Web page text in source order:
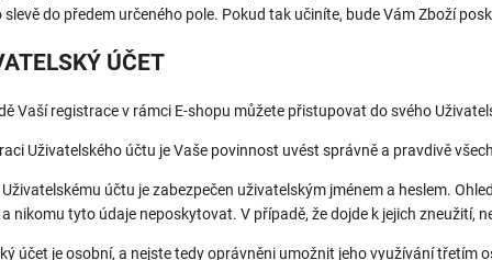
slevě do předem určeného pole. Pokud tak učiníte, bude Vám Zboží
ÚČET
Vaší registrace v rámci E-shopu můžete přistupovat do svého
Uživatelského účtu je Vaše povinnost uvést správně a pravdivě
účtu je zabezpečen uživatelským jménem a heslem.
nikomu tyto údaje neposkytovat. V případě, že dojde k jejich zneužití,
účet je osobní, a nejste tedy oprávněni umožnit jeho využívání třetím